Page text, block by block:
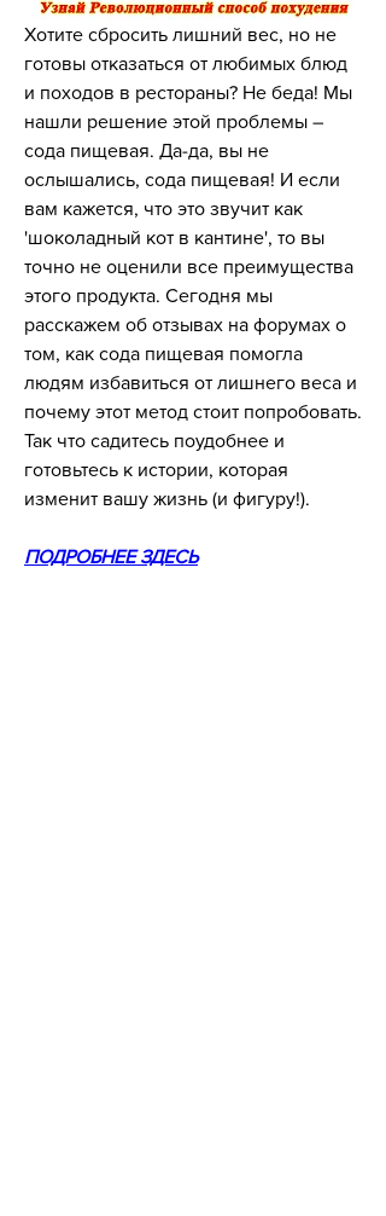
Хотите сбросить лишний вес, но не
готовы отказаться от любимых блюд
и походов в рестораны? Не беда! Мы
нашли решение этой проблемы –
сода пищевая. Да-да, вы не
ослышались, сода пищевая! И если
вам кажется, что это звучит как
'шоколадный кот в кантине', то вы
точно не оценили все преимущества
этого продукта. Сегодня мы
расскажем об отзывах на форумах о
том, как сода пищевая помогла
людям избавиться от лишнего веса и
почему этот метод стоит попробовать.
Так что садитесь поудобнее и
готовьтесь к истории, которая
изменит вашу жизнь (и фигуру!).
ПОДРОБНЕЕ ЗДЕСЬ